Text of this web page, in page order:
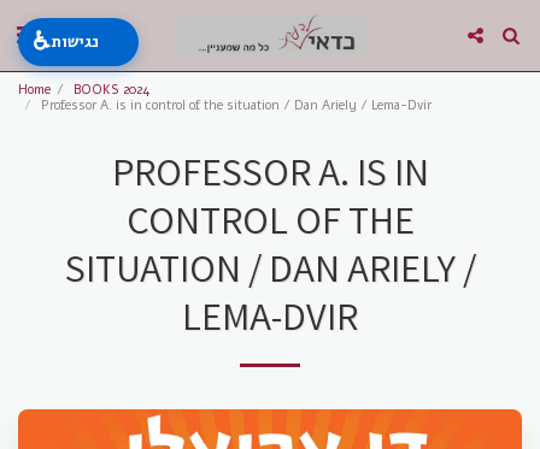
Home
BOOKS 2024
Professor A. is in control of the situation / Dan Ariely / Lema-Dvir
PROFESSOR A. IS IN
CONTROL OF THE
SITUATION / DAN ARIELY /
LEMA-DVIR
♿נגישות